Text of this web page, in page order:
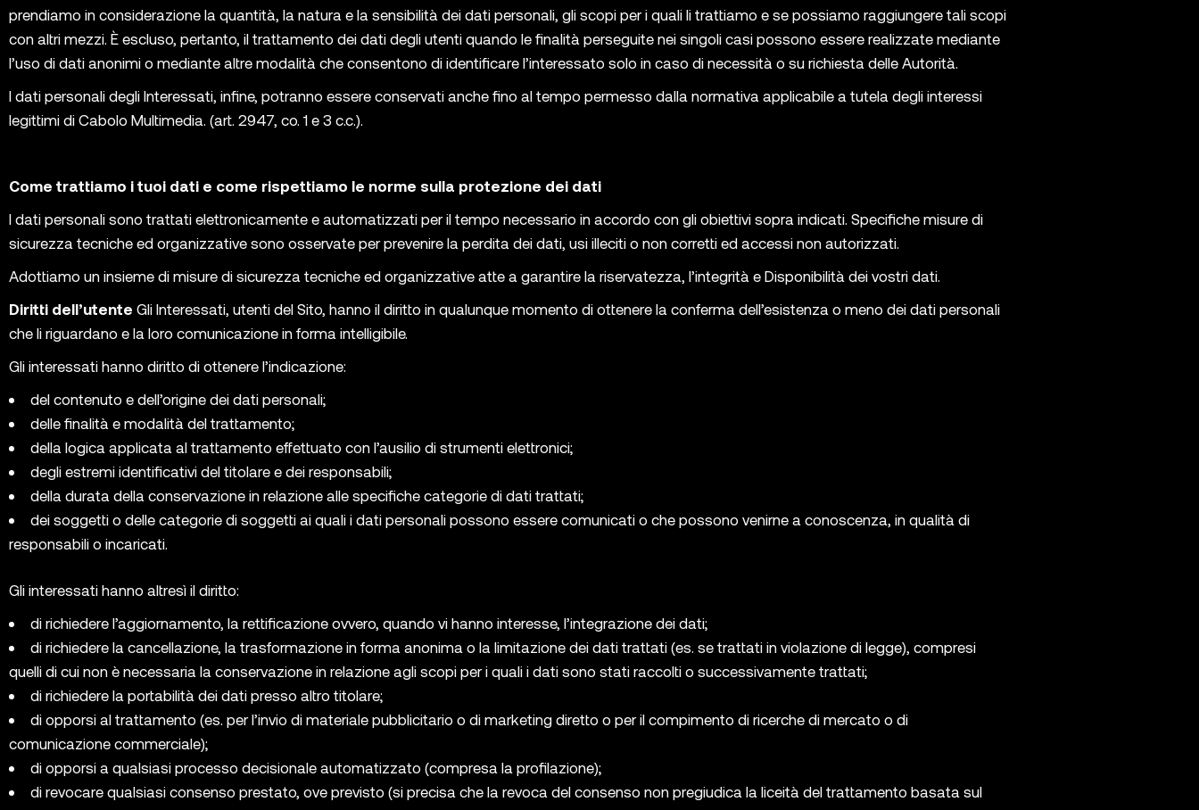
prendiamo in considerazione la quantità, la natura e la sensibilità dei dati personali, gli scopi per i quali li trattiamo e se possiamo raggiungere tali scopi
con altri mezzi. È escluso, pertanto, il trattamento dei dati degli utenti quando le finalità perseguite nei singoli casi possono essere realizzate mediante
l’uso di dati anonimi o mediante altre modalità che consentono di identificare l’interessato solo in caso di necessità o su richiesta delle Autorità.
I dati personali degli Interessati, infine, potranno essere conservati anche fino al tempo permesso dalla normativa applicabile a tutela degli interessi
legittimi di Cabolo Multimedia. (art. 2947, co. 1 e 3 c.c.).
Come trattiamo i tuoi dati e come rispettiamo le norme sulla protezione dei dati
I dati personali sono trattati elettronicamente e automatizzati per il tempo necessario in accordo con gli obiettivi sopra indicati. Specifiche misure di
sicurezza tecniche ed organizzative sono osservate per prevenire la perdita dei dati, usi illeciti o non corretti ed accessi non autorizzati.
Adottiamo un insieme di misure di sicurezza tecniche ed organizzative atte a garantire la riservatezza, l’integrità e Disponibilità dei vostri dati.
Diritti dell’utente Gli Interessati, utenti del Sito, hanno il diritto in qualunque momento di ottenere la conferma dell’esistenza o meno dei dati personali
che li riguardano e la loro comunicazione in forma intelligibile.
Gli interessati hanno diritto di ottenere l’indicazione:
del contenuto e dell’origine dei dati personali;
delle finalità e modalità del trattamento;
della logica applicata al trattamento effettuato con l’ausilio di strumenti elettronici;
degli estremi identificativi del titolare e dei responsabili;
della durata della conservazione in relazione alle specifiche categorie di dati trattati;
dei soggetti o delle categorie di soggetti ai quali i dati personali possono essere comunicati o che possono venirne a conoscenza, in qualità di
responsabili o incaricati.
Gli interessati hanno altresì il diritto:
di richiedere l’aggiornamento, la rettificazione ovvero, quando vi hanno interesse, l’integrazione dei dati;
di richiedere la cancellazione, la trasformazione in forma anonima o la limitazione dei dati trattati (es. se trattati in violazione di legge), compresi
quelli di cui non è necessaria la conservazione in relazione agli scopi per i quali i dati sono stati raccolti o successivamente trattati;
di richiedere la portabilità dei dati presso altro titolare;
di opporsi al trattamento (es. per l’invio di materiale pubblicitario o di marketing diretto o per il compimento di ricerche di mercato o di
comunicazione commerciale);
di opporsi a qualsiasi processo decisionale automatizzato (compresa la profilazione);
di revocare qualsiasi consenso prestato, ove previsto (si precisa che la revoca del consenso non pregiudica la liceità del trattamento basata sul